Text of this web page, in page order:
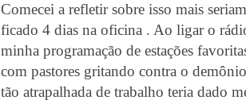
Comecei a refletir sobre isso mais
ficado 4 dias na oficina . Ao ligar o
minha programação de estações
com pastores gritando contra o
tão atrapalhada de trabalho teria dado